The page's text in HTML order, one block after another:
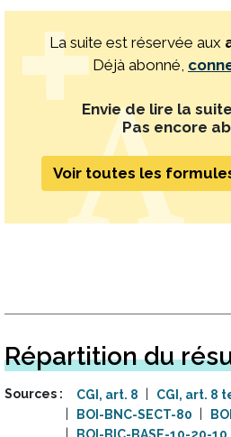
La suite est réservée aux
Déjà abonné,
Envie de lire la
Pas encore
Voir toutes les
Répartition du
Sources CGI, art. 8 CGI, art. 8
BOI-BNC-SECT-80